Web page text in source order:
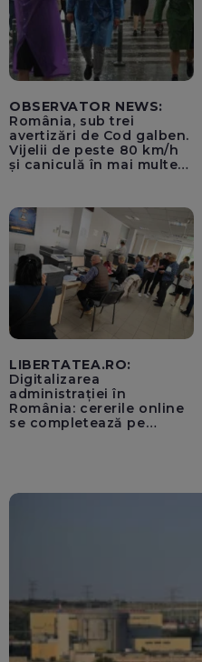
OBSERVATOR NEWS:
România, sub trei
avertizări de Cod galben.
Vijelii de peste 80 km/h
și caniculă în mai multe
LIBERTATEA.RO:
Digitalizarea
administrației în
România: cererile online
se completează pe